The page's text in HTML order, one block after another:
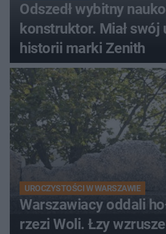
Odszedł wybitny
konstruktor. Miał swój
historii marki Zenith
UROCZYSTOŚCI W WARSZAWIE
Warszawiacy oddali
rzezi Woli. Łzy